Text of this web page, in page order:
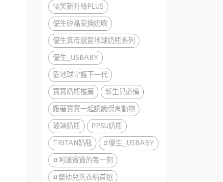
微笑新升級PLUS
優生矽晶安撫奶嘴
優生真母感愛地球奶瓶系列
優生_USBABY
愛地球守護下一代
寶寶奶瓶推薦 新生兒必備
跟著寶寶一起認識保育動物
玻璃奶瓶 PPSU奶瓶
TRITAN奶瓶 #優生_USBABY
#呵護寶寶的每一刻
#嬰幼兒洗衣精首選